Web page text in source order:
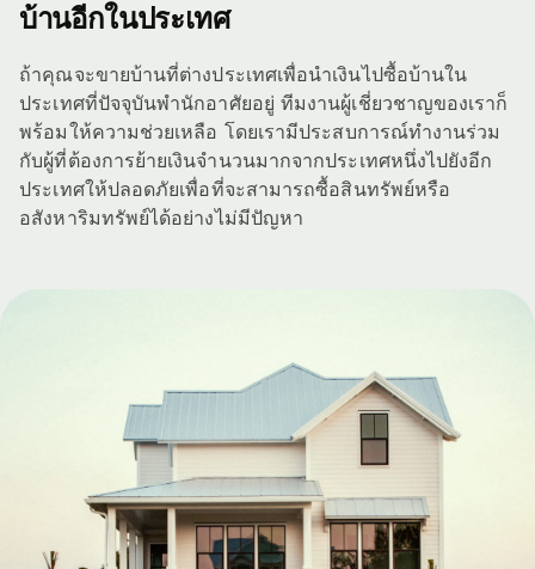
บ้านอีกในประเทศ
ถ้าคุณจะขายบ้านที่ต่างประเทศเพื่อนำเงินไปซื้อบ้านใน
ประเทศที่ปัจจุบันพำนักอาศัยอยู่ ทีมงานผู้เชี่ยวชาญของเราก็
พร้อมให้ความช่วยเหลือ โดยเรามีประสบการณ์ทำงานร่วม
กับผู้ที่ต้องการย้ายเงินจำนวนมากจากประเทศหนึ่งไปยังอีก
ประเทศให้ปลอดภัยเพื่อที่จะสามารถซื้อสินทรัพย์หรือ
อสังหาริมทรัพย์ได้อย่างไม่มีปัญหา